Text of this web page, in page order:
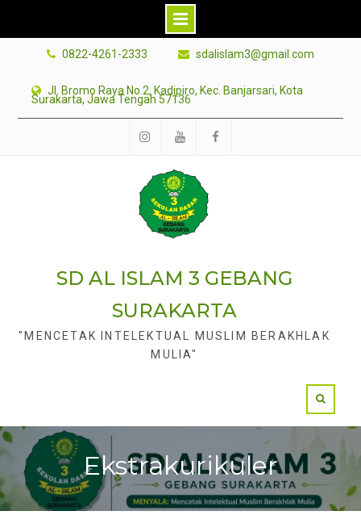
content
0822-4261-2333 sdalislam3@gmail.com
Jl. Bromo Raya No.2, Kadipiro, Kec. Banjarsari, Kota
Surakarta, Jawa Tengah 57136
SD AL ISLAM 3 GEBANG
SURAKARTA
"MENCETAK INTELEKTUAL MUSLIM BERAKHLAK
MULIA"
Ekstrakurikuler